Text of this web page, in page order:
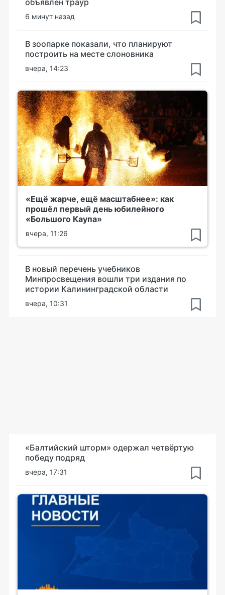
объявлен траур
6 минут назад
В зоопарке показали, что планируют
построить на месте слоновника
вчера, 14:23
«Ещё жарче, ещё масштабнее»: как
прошёл первый день юбилейного
«Большого Каупа»
вчера, 11:26
В новый перечень учебников
Минпросвещения вошли три издания по
истории Калининградской области
вчера, 10:31
«Балтийский шторм» одержал четвёртую
победу подряд
вчера, 17:31